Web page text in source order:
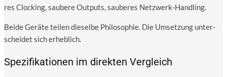
res Clo­cking, sau­be­re Out­puts, sau­be­res Netzwerk-Handling.
Bei­de Gerä­te tei­len die­sel­be Phi­lo­so­phie. Die Umset­zung unter­
schei­det sich erheblich.
Spezifikationen im direkten Vergleich